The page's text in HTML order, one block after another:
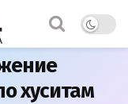
хуситам